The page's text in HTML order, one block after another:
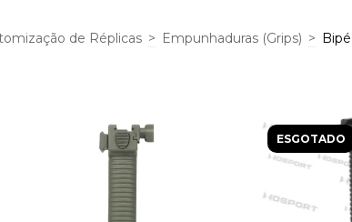
de Réplicas > Empunhaduras (Grips) >
ESGOTADO